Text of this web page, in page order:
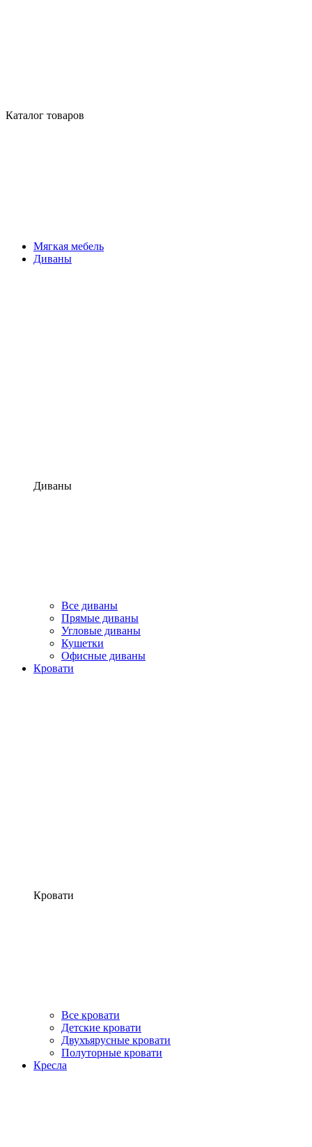
Каталог товаров
Мягкая мебель
Диваны
Диваны
Все диваны
Прямые диваны
Угловые диваны
Кушетки
Офисные диваны
Кровати
Кровати
Все кровати
Детские кровати
Двухъярусные кровати
Полуторные кровати
Кресла